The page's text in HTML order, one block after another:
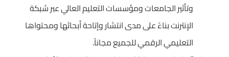
وتأثير الجامعات ومؤسسات التعليم العالي عبر شبكة
الإنترنت بناءً على مدى انتشار وإتاحة أبحاثها ومحتواها
التعليمي الرقمي للجميع مجاناً.